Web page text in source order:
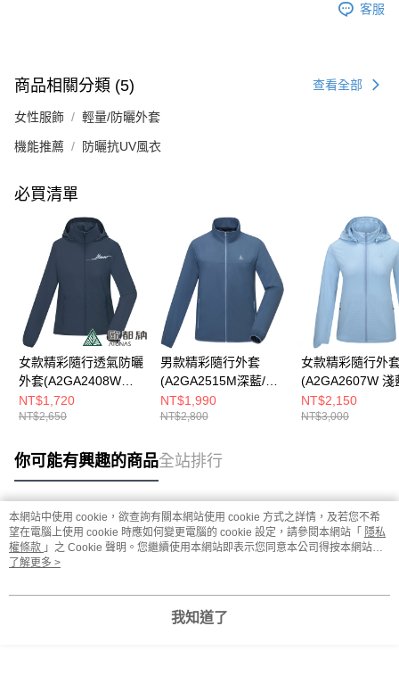
客服
商品相關分類 (5) 查看全部
女性服飾 輕量/防曬外套
機能推薦 防曬抗UV風衣
必買清單
女款精彩隨行透氣防曬
外套(A2GA2408W深
藍/防曬/輕量/透氣/休
閒)
NT$1,720
NT$2,650
男款精彩隨行外套
(A2GA2515M深藍/防
曬外套/輕量)
NT$1,990
NT$2,800
女款精彩隨行外
(A2GA2607W 淺
曬外套/輕量)
NT$2,150
NT$3,000
你可能有興趣的商品全站排行
熱門標籤
本網站中使用 cookie，欲查詢有關本網站使用 cookie 方式之詳情，及若您不希
望在電腦上使用 cookie 時應如何變更電腦的 cookie 設定，請參閱本網站「 隱私
權條款 」之 Cookie 聲明。您繼續使用本網站即表示您同意本公司得按本網站使
用條款之 Cookie 聲明使用 cookie。
了解更多 >
我知道了